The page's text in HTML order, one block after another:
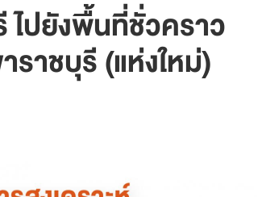
ไปยังพื้นที่ชั่วคราว
ราชบุรี (แห่งใหม่)